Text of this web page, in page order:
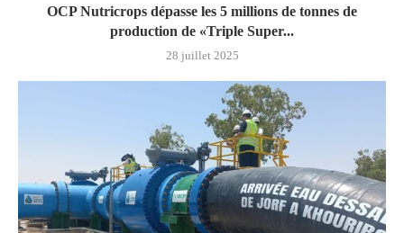
OCP Nutricrops dépasse les 5 millions de tonnes de
production de «Triple Super...
28 juillet 2025